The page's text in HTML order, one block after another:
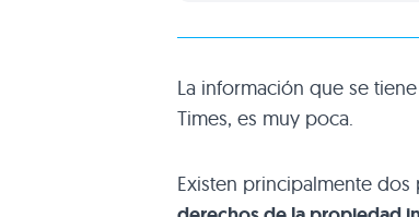
La información que se
Times, es muy poca.
Existen principalmente